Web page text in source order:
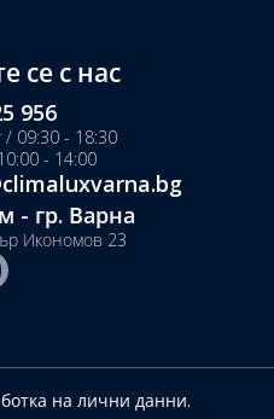
се с нас
956
09:30 - 18:30
- 14:00
- гр. Варна
Икономов 23
на лични данни.